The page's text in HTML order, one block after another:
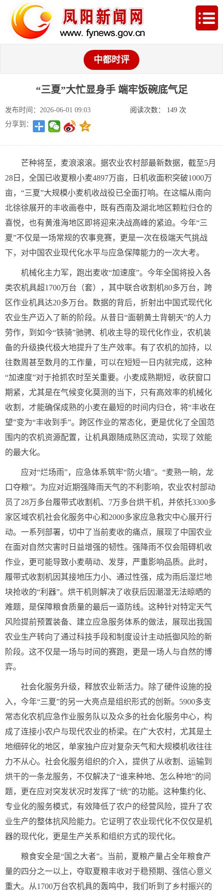
中都时评
“三夏”大忙显身手 端牢饭碗底气足
发布时间：2026-06-01 09:03 阅读次数： 149 次
分享到：
芒种将至，麦浪滚滚。据农业农村部最新数据，截至5月
28日，全国已收夏粮小麦4897万亩，日机收面积突破1000万
亩，“三夏”大规模小麦机收战役已全面打响。在这幅从南向
北徐徐展开的丰收画卷中，既有西南及湖北地区颗粒归仓的
喜悦，也有黄淮海地区即将迎来决战高峰的紧迫。今年“三
夏”不仅是一场常规的农事竞赛，更是一次在极端天气挑战
下，对中国农业现代化水平与应急保障能力的一次大考。
机械化主力军，跑出麦收“加速度”。今年全国将投入各
类农机具超1700万台（套），其中联合收割机80多万台，跨
区作业机具达20多万台。数据的背后，折射出中国式现代化
农业生产迈入了新的阶段。从昔日“面朝黄土背朝天”的人力
劳作，到如今“铁骑”驰骋、机收主导的现代化作业，农机装
备的升级换代极大地提升了生产效率。有了农机的加持，以
往数周甚至数月的工作量，可以在短短一日内就完成，这种
“加速度”对于抢抓农时至关重要。小麦成熟期短，收获窗口
期紧，尤其是在气候变化莫测的当下，只有高效率的机械化
收割，才能确保成熟的小麦在最短的时间内归仓，将“丰收在
望”变为“丰收到手”。跨区作业的常态化，更是优化了全国范
围内的农机资源配置，让机具跟随成熟区流动，实现了效能
的最大化。
应对“烂场雨”，应急体系筑牢“防火墙”。“麦熟一晌，龙
口夺粮”。为应对近期强降雨天气的不利影响，农业农村部动
员了28万多台履带式收割机、7万多台烘干机，并依托3300多
家区域农机社会化服务中心和2000多家应急救灾中心展开行
动。一系列部署，切中了当前麦收的痛点，展现了中国农业
在面对自然灾害时日益增强的韧性。强降雨不仅会阻碍机收
作业，更可能导致小麦萌动、发芽，严重影响品质。此时，
履带式收割机因其接地压力小、通过性强，成为雨后湿烂地
块抢收的“利器”。烘干机则解决了收获后因潮湿无法晾晒的
难题，是保障粮食质量的最后一道防线。这种针对特定天气
风险提前预置装备、建立应急服务体系的做法，展现出我国
农业生产转向了通过科技手段和制度设计主动抵御风险的新
阶段。这不仅是一场与时间的赛跑，更是一场人与自然的博
弈。
社会化服务升级，释放农业新活力。除了硬件设施的投
入，今年“三夏”的另一大亮点是组织形式的创新。5900多支
常态化农机应急作业服务队以及众多的社会化服务中心，构
成了连接小农户与现代农业的桥梁。在广大农村，尤其是土
地细碎化的地区，单家独户应对复杂天气和大规模机收往往
力不从心。社会化服务组织的介入，提供了从收割、运输到
烘干的一条龙服务，不仅解决了“谁来种地、怎么种地”的问
题，更在应对突发状况时发挥了“统”的功能。这种集约化、
专业化的服务模式，有效降低了农户的经营风险，提升了农
业生产的整体抗风险能力。它证明了农业现代化不仅仅是机
器的现代化，更是生产关系和组织方式的现代化。
粮食安全是“国之大者”。当前，夏粮产量占全年粮食产
量的四分之一以上，夺取夏粮丰收对于稳预期、强信心意义
重大。从1700万台农机具的轰鸣中，我们听到了乡村振兴的